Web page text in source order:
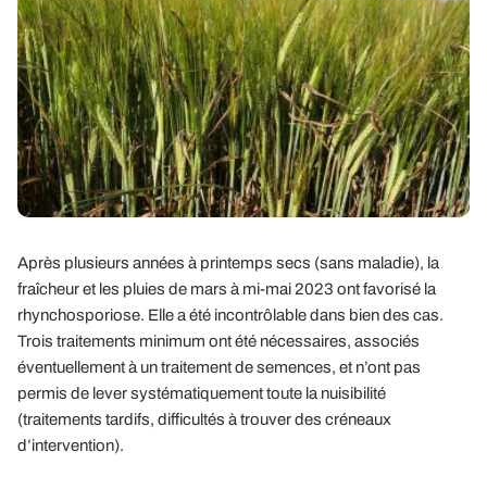
Après plusieurs années à printemps secs (sans maladie), la
fraîcheur et les pluies de mars à mi-mai 2023 ont favorisé la
rhynchosporiose. Elle a été incontrôlable dans bien des cas.
Trois traitements minimum ont été nécessaires, associés
éventuellement à un traitement de semences, et n’ont pas
permis de lever systématiquement toute la nuisibilité
(traitements tardifs, difficultés à trouver des créneaux
d’intervention).